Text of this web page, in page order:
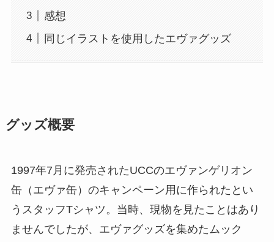
感想
同じイラストを使用したエヴァグッズ
グッズ概要
1997年7月に発売されたUCCのエヴァンゲリオン
缶（エヴァ缶）のキャンペーン用に作られたとい
うスタッフTシャツ。当時、現物を見たことはあり
ませんでしたが、エヴァグッズを集めたムック